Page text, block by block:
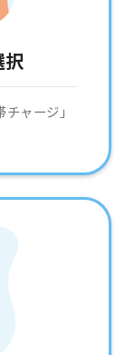
択
ャージ」